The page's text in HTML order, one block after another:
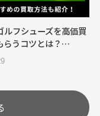
ルフシューズを高価買
らうコツとは？…